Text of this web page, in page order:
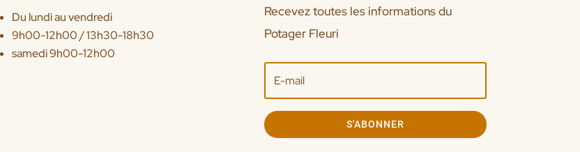
Du lundi au vendredi
9h00-12h00 / 13h30-18h30
samedi 9h00-12h00
Recevez toutes les informations du
Potager Fleuri
S'ABONNER